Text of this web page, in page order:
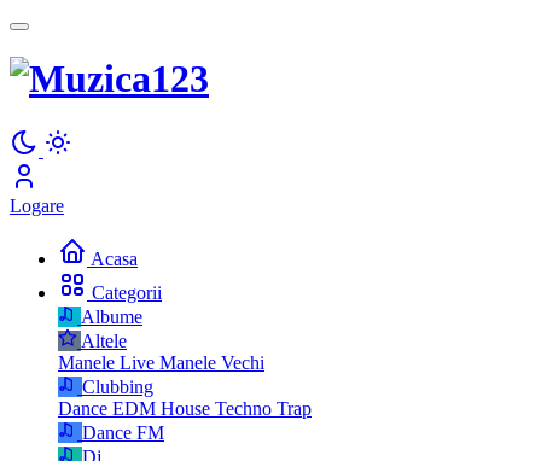
Logare
Acasa
Categorii
Albume
Altele
Manele Live Manele Vechi
Clubbing
Dance EDM House Techno Trap
Dance FM
Dj